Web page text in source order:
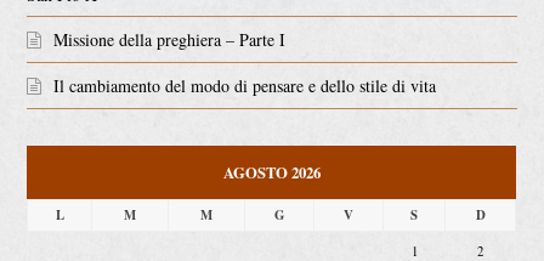
Missione della preghiera – Parte I
Il cambiamento del modo di pensare e dello stile di vita
AGOSTO 2026
L M M G V S D
1 2